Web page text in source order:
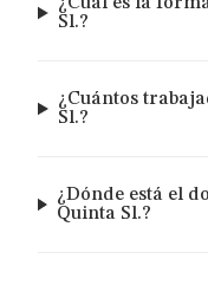
Sl.?
¿Cuántos
Sl.?
¿Dónde está el
Quinta Sl.?